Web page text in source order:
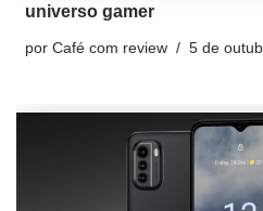
universo gamer
por Café com review 5 de